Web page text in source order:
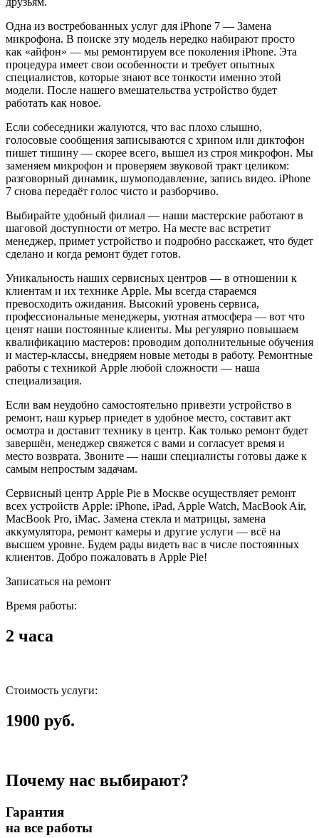
Одна из востребованных услуг для iPhone 7 — Замена
микрофона. В поиске эту модель нередко набирают просто
как «айфон» — мы ремонтируем все поколения iPhone. Эта
процедура имеет свои особенности и требует опытных
специалистов, которые знают все тонкости именно этой
модели. После нашего вмешательства устройство будет
работать как новое.
Если собеседники жалуются, что вас плохо слышно,
голосовые сообщения записываются с хрипом или диктофон
пишет тишину — скорее всего, вышел из строя микрофон. Мы
заменяем микрофон и проверяем звуковой тракт целиком:
разговорный динамик, шумоподавление, запись видео. iPhone
7 снова передаёт голос чисто и разборчиво.
Выбирайте удобный филиал — наши мастерские работают в
шаговой доступности от метро. На месте вас встретит
менеджер, примет устройство и подробно расскажет, что будет
сделано и когда ремонт будет готов.
Уникальность наших сервисных центров — в отношении к
клиентам и их технике Apple. Мы всегда стараемся
превосходить ожидания. Высокий уровень сервиса,
профессиональные менеджеры, уютная атмосфера — вот что
ценят наши постоянные клиенты. Мы регулярно повышаем
квалификацию мастеров: проводим дополнительные обучения
и мастер-классы, внедряем новые методы в работу. Ремонтные
работы с техникой Apple любой сложности — наша
специализация.
Если вам неудобно самостоятельно привезти устройство в
ремонт, наш курьер приедет в удобное место, составит акт
осмотра и доставит технику в центр. Как только ремонт будет
завершён, менеджер свяжется с вами и согласует время и
место возврата. Звоните — наши специалисты готовы даже к
самым непростым задачам.
Сервисный центр Apple Pie в Москве осуществляет ремонт
всех устройств Apple: iPhone, iPad, Apple Watch, MacBook Air,
MacBook Pro, iMac. Замена стекла и матрицы, замена
аккумулятора, ремонт камеры и другие услуги — всё на
высшем уровне. Будем рады видеть вас в числе постоянных
клиентов. Добро пожаловать в Apple Pie!
Записаться на ремонт
Время работы:
2 часа
Стоимость услуги:
1900 руб.
Почему нас выбирают?
Гарантия
на все работы